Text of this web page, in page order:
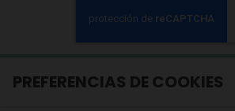
PREFERENCIAS DE COOKIES